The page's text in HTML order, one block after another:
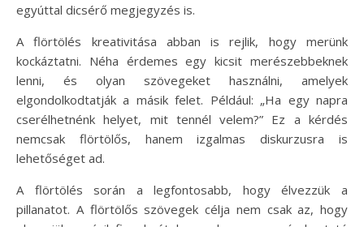
egyúttal dicsérő megjegyzés is.
A flörtölés kreativitása abban is rejlik, hogy merünk
kockáztatni. Néha érdemes egy kicsit merészebbeknek
lenni, és olyan szövegeket használni, amelyek
elgondolkodtatják a másik felet. Például: „Ha egy napra
cserélhetnénk helyet, mit tennél velem?” Ez a kérdés
nemcsak flörtölős, hanem izgalmas diskurzusra is
lehetőséget ad.
A flörtölés során a legfontosabb, hogy élvezzük a
pillanatot. A flörtölős szövegek célja nem csak az, hogy